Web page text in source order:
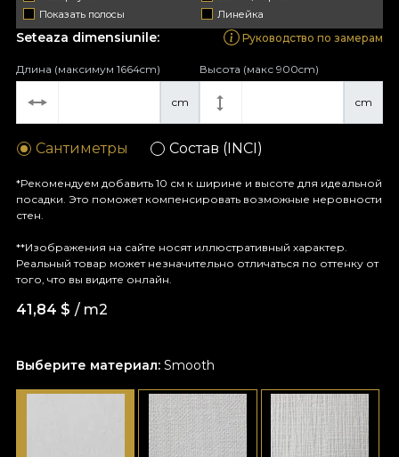
Показать полосы
Линейка
Выберите материал: Smooth
Seteaza dimensiunile: Руководство по замерам
cm
Длина (максимум 1664cm)
cm
Высота (макс 900cm)
Сантиметры Состав (INCI)
*Рекомендуем добавить 10 см к ширине и высоте для идеальной
посадки. Это поможет компенсировать возможные неровности
стен.
**Изображения на сайте носят иллюстративный характер.
Реальный товар может незначительно отличаться по оттенку от
того, что вы видите онлайн.
41,84 $ / m2